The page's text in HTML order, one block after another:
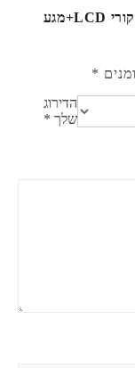
היה הראשון לכתוב סקירה “החלפת מסך מקורי LCD+מגע
*
הדירוג
שלך *